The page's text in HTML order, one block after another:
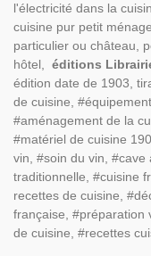
l'électricité dans la
cuisine pur petit
particulier ou château,
hôtel, éditions
édition date de 1903,
de cuisine,
#aménagement de la
#matériel de cuisine
vin, #soin du vin, #cave
traditionnelle, #cuisine
recettes de cuisine,
française, #préparation
de cuisine, #recettes